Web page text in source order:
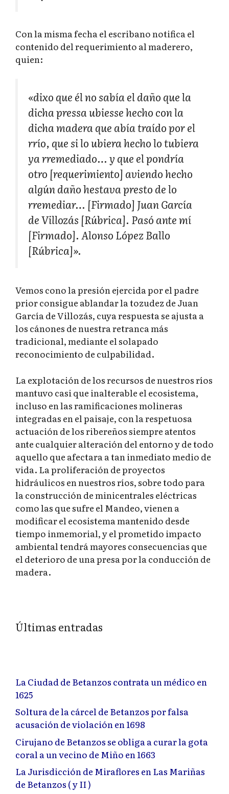
Con la misma fecha el escribano notifica el
contenido del requerimiento al maderero,
quien:
«dixo que él no sabía el daño que la
dicha pressa ubiesse hecho con la
dicha madera que abía traído por el
rrío, que si lo ubiera hecho lo tubiera
ya rremediado… y que el pondría
otro [requerimiento] aviendo hecho
algún daño hestava presto de lo
rremediar… [Firmado] Juan García
de Villozás [Rúbrica]. Pasó ante mí
[Firmado]. Alonso López Ballo
[Rúbrica]».
Vemos cono la presión ejercida por el padre
prior consigue ablandar la tozudez de Juan
García de Villozás, cuya respuesta se ajusta a
los cánones de nuestra retranca más
tradicional, mediante el solapado
reconocimiento de culpabilidad.
La explotación de los recursos de nuestros ríos
mantuvo casi que inalterable el ecosistema,
incluso en las ramificaciones molineras
integradas en el paisaje, con la respetuosa
actuación de los ribereños siempre atentos
ante cualquier alteración del entorno y de todo
aquello que afectara a tan inmediato medio de
vida. La proliferación de proyectos
hidráulicos en nuestros ríos, sobre todo para
la construcción de minicentrales eléctricas
como las que sufre el Mandeo, vienen a
modificar el ecosistema mantenido desde
tiempo inmemorial, y el prometido impacto
ambiental tendrá mayores consecuencias que
el deterioro de una presa por la conducción de
madera.
Últimas entradas
La Ciudad de Betanzos contrata un médico en
1625
Soltura de la cárcel de Betanzos por falsa
acusación de violación en 1698
Cirujano de Betanzos se obliga a curar la gota
coral a un vecino de Miño en 1663
La Jurisdicción de Miraflores en Las Mariñas
de Betanzos ( y II )